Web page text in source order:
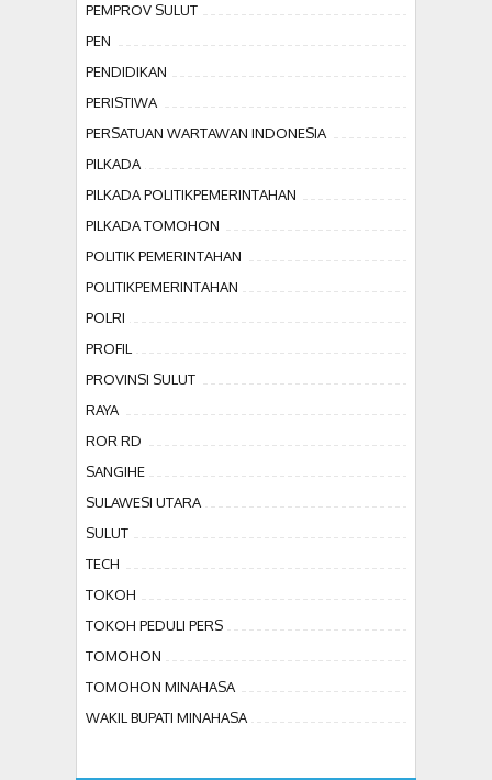
PEMPROV SULUT
PEN
PENDIDIKAN
PERISTIWA
PERSATUAN WARTAWAN INDONESIA
PILKADA
PILKADA POLITIKPEMERINTAHAN
PILKADA TOMOHON
POLITIK PEMERINTAHAN
POLITIKPEMERINTAHAN
POLRI
PROFIL
PROVINSI SULUT
RAYA
ROR RD
SANGIHE
SULAWESI UTARA
SULUT
TECH
TOKOH
TOKOH PEDULI PERS
TOMOHON
TOMOHON MINAHASA
WAKIL BUPATI MINAHASA